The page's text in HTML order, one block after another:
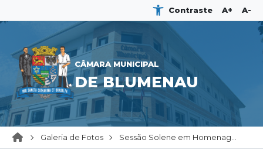
Contraste A+ A-
CÂMARA MUNICIPAL
DE BLUMENAU
Galeria de Fotos Sessão Solene em Homenag...